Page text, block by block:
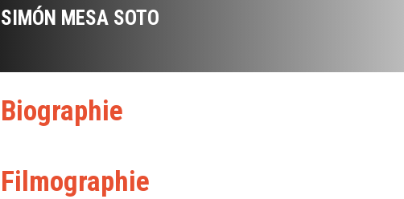
SIMÓN MESA SOTO
Biographie
Filmographie